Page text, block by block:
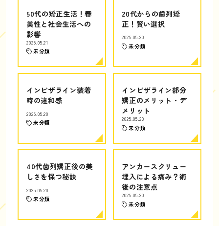
50代の矯正生活！審
美性と社会生活への
影響
2025.05.21
未分類
20代からの歯列矯
正！賢い選択
2025.05.20
未分類
インビザライン装着
時の違和感
2025.05.20
未分類
インビザライン部分
矯正のメリット・デ
メリット
2025.05.20
未分類
40代歯列矯正後の美
しさを保つ秘訣
2025.05.20
未分類
アンカースクリュー
埋入による痛み？術
後の注意点
2025.05.20
未分類